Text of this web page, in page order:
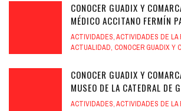
CONOCER GUADIX Y
MÉDICO ACCITANO FERMÍN
ACTIVIDADES,ACTIVIDADES DE LA
ACTUALIDAD, CONOCER GUADIX Y
CONOCER GUADIX Y
MUSEO DE LA CATEDRAL DE
ACTIVIDADES,ACTIVIDADES DE LA